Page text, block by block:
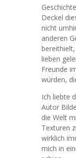
Deckel
nicht
anderen
lieben
Freunde
würden,
Ich liebte
Autor
die Welt
Texturen
wirklich
mich in